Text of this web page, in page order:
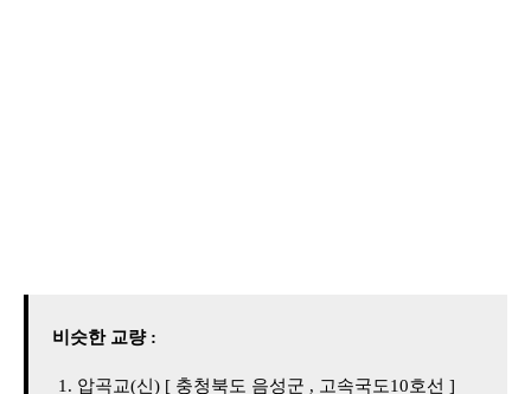
비슷한 교량 :
압곡교(신) [ 충청북도 음성군 , 고속국도10호선 ]